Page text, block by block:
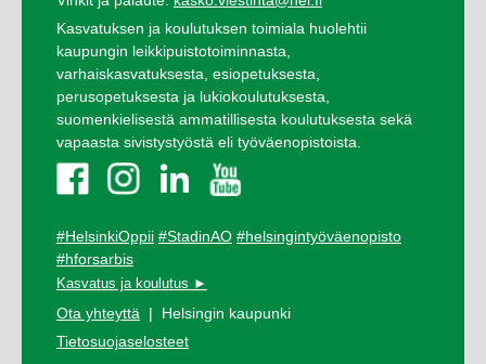
Kasvatuksen ja koulutuksen toimiala huolehtii
kaupungin leikkipuistotoiminnasta,
varhaiskasvatuksesta, esiopetuksesta,
perusopetuksesta ja lukiokoulutuksesta,
suomenkielisestä ammatillisesta koulutuksesta sekä
vapaasta sivistystyöstä eli työväenopistoista.
#HelsinkiOppii #StadinAO #helsingintyöväenopisto
#hforsarbis
Kasvatus ja koulutus ►
Ota yhteyttä | Helsingin kaupunki
Tietosuojaselosteet